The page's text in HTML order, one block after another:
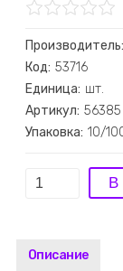
Производитель:
Код: 53716
Единица: шт.
Артикул: 56385
Упаковка: 10/
Описание